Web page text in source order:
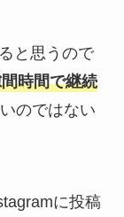
と思うので
時間で継続
のではない
に投稿